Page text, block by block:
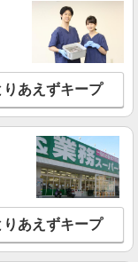
りあえずキープ
りあえずキープ